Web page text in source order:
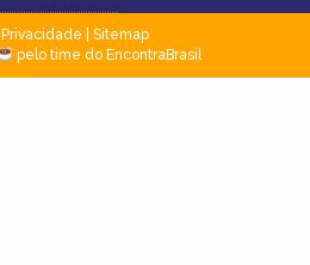
Privacidade
Sitemap
pelo time do EncontraBrasil